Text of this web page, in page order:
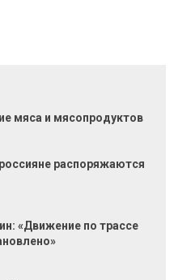
мяса и мясопродуктов
распоряжаются
«Движение по трассе